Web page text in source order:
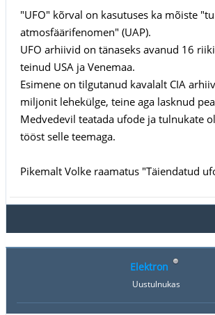
"UFO" kõrval on kasutuses ka mõiste
atmosfäärifenomen" (UAP).
UFO arhiivid on tänaseks avanud 16
teinud USA ja Venemaa.
Esimene on tilgutanud kavalalt CIA
miljonit lehekülge, teine aga lasknud
Medvedevil teatada ufode ja tulnukate
tööst selle teemaga.
Pikemalt Volke raamatus "Täiendatud
Elektron
Uustulnukas